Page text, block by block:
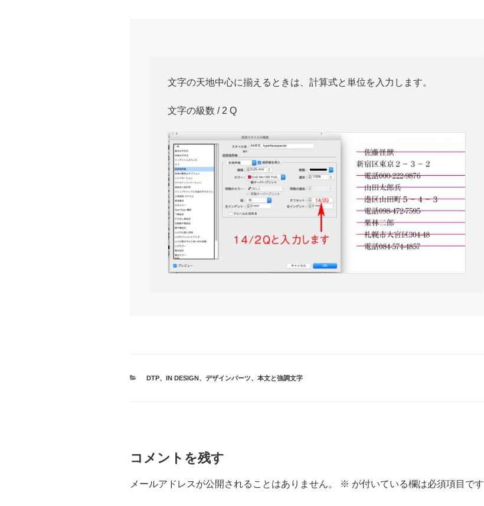
文字の天地中心に揃えるときは、計算式と単位を入力します。
文字の級数 / 2 Q
カ
DTP、 IN DESIGN、 デザインパーツ、 本文と強調文字
コメントを残す
メールアドレスが公開されることはありません。 ※ が付いている欄は必須項目です